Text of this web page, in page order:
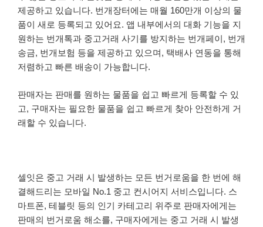
제공하고 있습니다. 번개장터에는 매월 160만개 이상의 물
품이 새로 등록되고 있어요. 앱 내부에서의 대화 기능을 지
원하는 번개톡과 중고거래 사기를 방지하는 번개페이, 번개
송금, 번개보험 등을 제공하고 있으며, 택배사 연동을 통해
저렴하고 빠른 배송이 가능합니다.
판매자는 판매를 원하는 물품을 쉽고 빠르게 등록할 수 있
고, 구매자는 필요한 물품을 쉽고 빠르게 찾아 안전하게 거
래할 수 있습니다.
셀잇은 중고 거래 시 발생하는 모든 번거로움을 한 번에 해
결해드리는 모바일 No.1 중고 컨시어지 서비스입니다. 스
마트폰, 테블릿 등의 인기 카테고리 위주로 판매자에게는
판매의 번거로움 해소를, 구매자에게는 중고 거래 시 발생